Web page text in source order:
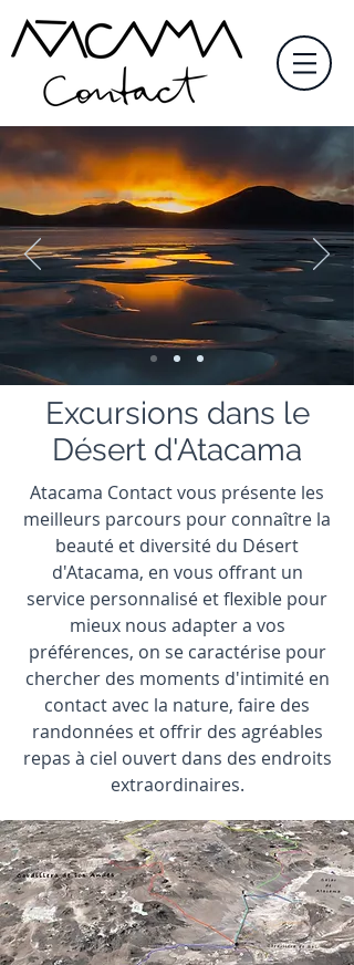
Excursions dans le
Désert d'Atacama
Atacama Contact vous présente les
meilleurs parcours pour connaître la
beauté et diversité du Désert
d'Atacama, en vous offrant un
service personnalisé et flexible pour
mieux nous adapter a vos
préférences, on se caractérise pour
chercher des moments d'intimité en
contact avec la nature, faire des
randonnées et offrir des agréables
repas à ciel ouvert dans des endroits
extraordinaires.